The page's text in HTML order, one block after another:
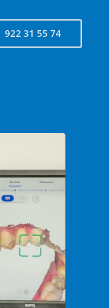
922 31 55 74